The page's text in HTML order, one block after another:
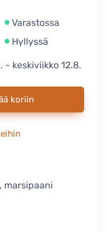
Varastossa
Hyllyssä
- keskiviikko 12.8.
koriin
marsipaani